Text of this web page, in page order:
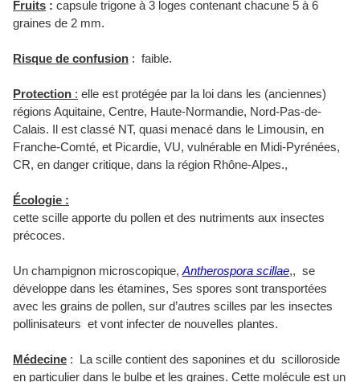
Fruits : capsule trigone à 3 loges contenant chacune 5 à 6
graines de 2 mm.
Risque de confusion : faible.
Protection : elle est protégée par la loi dans les (anciennes)
régions Aquitaine, Centre, Haute-Normandie, Nord-Pas-de-
Calais. Il est classé NT, quasi menacé dans le Limousin, en
Franche-Comté, et Picardie, VU, vulnérable en Midi-Pyrénées,
CR, en danger critique, dans la région Rhône-Alpes.,
Écologie :
cette scille apporte du pollen et des nutriments aux insectes
précoces.
Un champignon microscopique, Antherospora scillae,, se
développe dans les étamines, Ses spores sont transportées
avec les grains de pollen, sur d’autres scilles par les insectes
pollinisateurs et vont infecter de nouvelles plantes.
Médecine : La scille contient des saponines et du scilloroside
en particulier dans le bulbe et les graines. Cette molécule est un